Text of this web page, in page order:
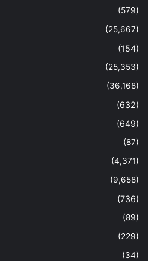
(579)
(25,667)
(154)
(25,353)
(36,168)
(632)
(649)
(87)
(4,371)
(9,658)
(736)
(89)
(229)
(34)